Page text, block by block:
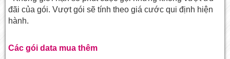
đãi của gói. Vượt gói sẽ tính theo giá cước qui định hiện
hành.
Các gói data mua thêm